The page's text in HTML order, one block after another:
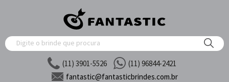
(11) 3901-5526
(11) 96844-2421
fantastic@fantasticbrindes.com.br